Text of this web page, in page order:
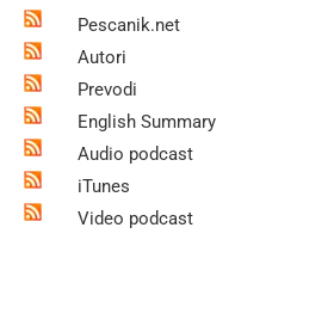
Pescanik.net
Autori
Prevodi
English Summary
Audio podcast
iTunes
Video podcast